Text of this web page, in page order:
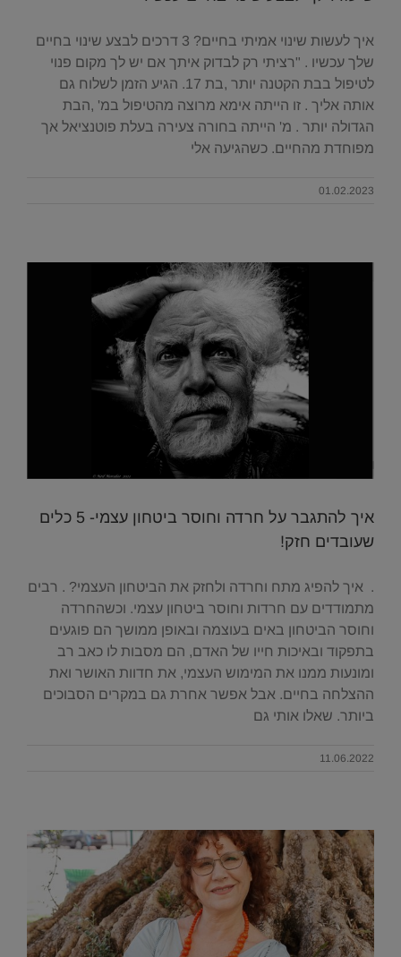
איך לעשות שינוי אמיתי בחיים? 3 דרכים לבצע שינוי בחיים
שלך עכשיו . "רציתי רק לבדוק איתך אם יש לך מקום פנוי
לטיפול בבת הקטנה יותר ,בת 17. הגיע הזמן לשלוח גם
אותה אליך . זו הייתה אימא מרוצה מהטיפול במ' ,הבת
הגדולה יותר . מ' הייתה בחורה צעירה בעלת פוטנציאל אך
מפוחדת מהחיים. כשהגיעה אלי
01.02.2023
איך להתגבר על חרדה וחוסר ביטחון עצמי- 5 כלים
שעובדים חזק!
. איך להפיג מתח וחרדה ולחזק את הביטחון העצמי? . רבים
מתמודדים עם חרדות וחוסר ביטחון עצמי. וכשהחרדה
וחוסר הביטחון באים בעוצמה ובאופן ממושך הם פוגעים
בתפקוד ובאיכות חייו של האדם, הם מסבות לו כאב רב
ומונעות ממנו את המימוש העצמי, את חדוות האושר ואת
ההצלחה בחיים. אבל אפשר אחרת גם במקרים הסבוכים
ביותר. שאלו אותי גם
11.06.2022